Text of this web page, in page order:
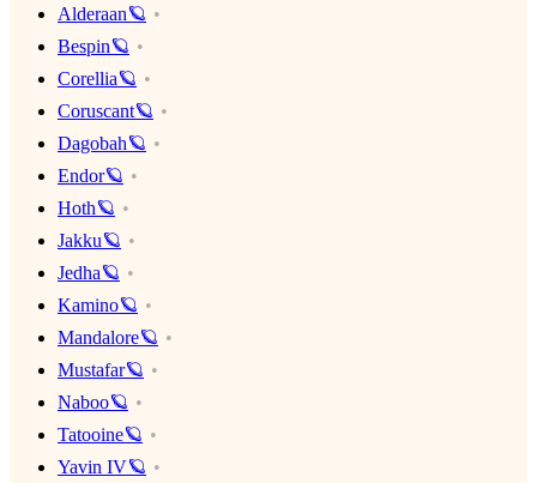
Alderaan🪐
Bespin🪐
Corellia🪐
Coruscant🪐
Dagobah🪐
Endor🪐
Hoth🪐
Jakku🪐
Jedha🪐
Kamino🪐
Mandalore🪐
Mustafar🪐
Naboo🪐
Tatooine🪐
Yavin IV🪐